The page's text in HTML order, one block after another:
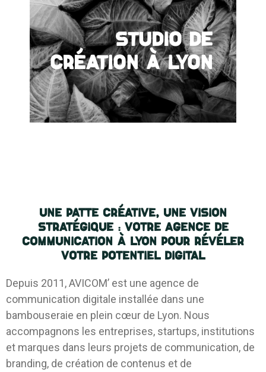
Studio de
création à Lyon
Une patte créative, une vision
stratégique : votre agence de
communication à Lyon pour révéler
votre potentiel digital
Depuis 2011, AVICOM’ est une agence de
communication digitale installée dans une
bambouseraie en plein cœur de Lyon. Nous
accompagnons les entreprises, startups, institutions
et marques dans leurs projets de communication, de
branding, de création de contenus et de